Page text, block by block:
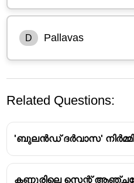
D Pallavas
Related Questions:
'ബുലൻഡ് ദർവാസ'
കണ്ണൂരിലെ സെന്റ് ആഞ്ചലോ